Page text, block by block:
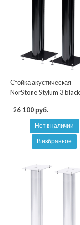
Стойка акустическая
NorStone Stylum 3 black
26 100 руб.
Нет в наличии
В избранное